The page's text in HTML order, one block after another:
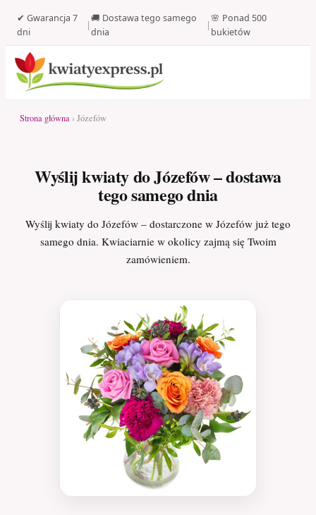
✔ Gwarancja 7
dni
|
🚚 Dostawa tego samego
dnia
|
🌸 Ponad 500
bukietów
Strona główna › Józefów
Wyślij kwiaty do Józefów – dostawa
tego samego dnia
Wyślij kwiaty do Józefów – dostarczone w Józefów już tego
samego dnia. Kwiaciarnie w okolicy zajmą się Twoim
zamówieniem.